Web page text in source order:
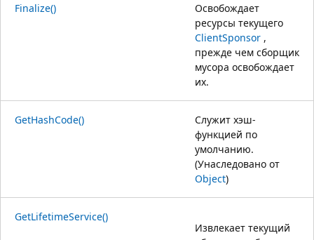
Finalize()
Освобождает
ресурсы текущего
ClientSponsor ,
прежде чем сборщик
мусора освобождает
их.
GetHashCode()
Служит хэш-
функцией по
умолчанию.
(Унаследовано от
Object)
GetLifetimeService()
Извлекает текущий